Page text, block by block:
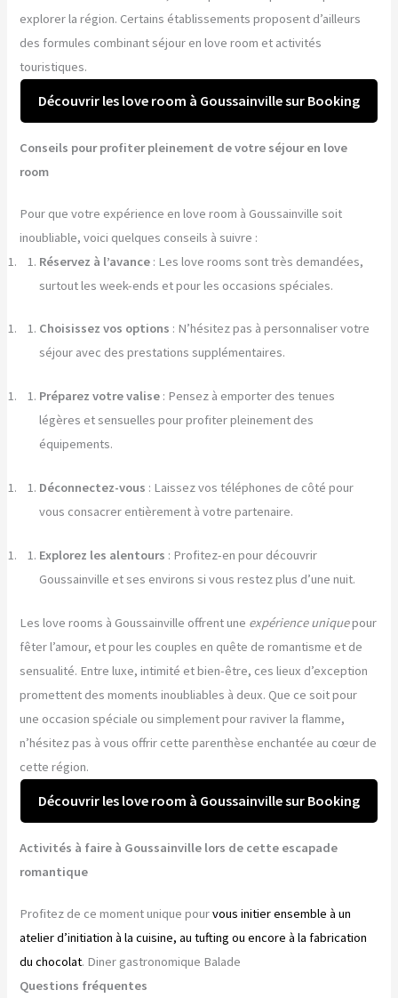
explorer la région. Certains établissements proposent d’ailleurs
des formules combinant séjour en love room et activités
touristiques.
Découvrir les love room à Goussainville sur Booking
Conseils pour profiter pleinement de votre séjour en love
room
Pour que votre expérience en love room à Goussainville soit
inoubliable, voici quelques conseils à suivre :
Réservez à l’avance : Les love rooms sont très demandées,
surtout les week-ends et pour les occasions spéciales.
Choisissez vos options : N’hésitez pas à personnaliser votre
séjour avec des prestations supplémentaires.
Préparez votre valise : Pensez à emporter des tenues
légères et sensuelles pour profiter pleinement des
équipements.
Déconnectez-vous : Laissez vos téléphones de côté pour
vous consacrer entièrement à votre partenaire.
Explorez les alentours : Profitez-en pour découvrir
Goussainville et ses environs si vous restez plus d’une nuit.
Les love rooms à Goussainville offrent une expérience uniquepour
fêter l’amour, et pour les couples en quête de romantisme et de
sensualité. Entre luxe, intimité et bien-être, ces lieux d’exception
promettent des moments inoubliables à deux. Que ce soit pour
une occasion spéciale ou simplement pour raviver la flamme,
n’hésitez pas à vous offrir cette parenthèse enchantée au cœur de
cette région.
Découvrir les love room à Goussainville sur Booking
Activités à faire à Goussainville lors de cette escapade
romantique
Profitez de ce moment unique pourvous initier ensemble à un
atelier d’initiation à la cuisine, au tufting ou encore à la fabrication
du chocolat. Diner gastronomique Balade
Questions fréquentes